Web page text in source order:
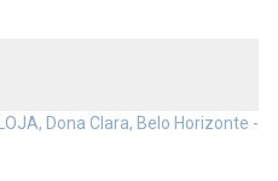
Dona Clara, Belo Horizonte -